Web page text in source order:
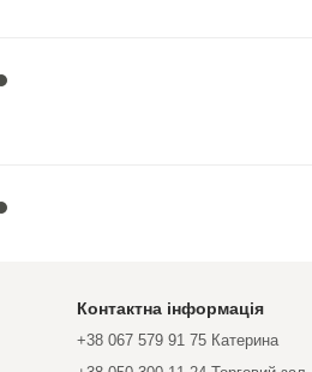
Контактна інформація
+38 067 579 91 75 Катерина